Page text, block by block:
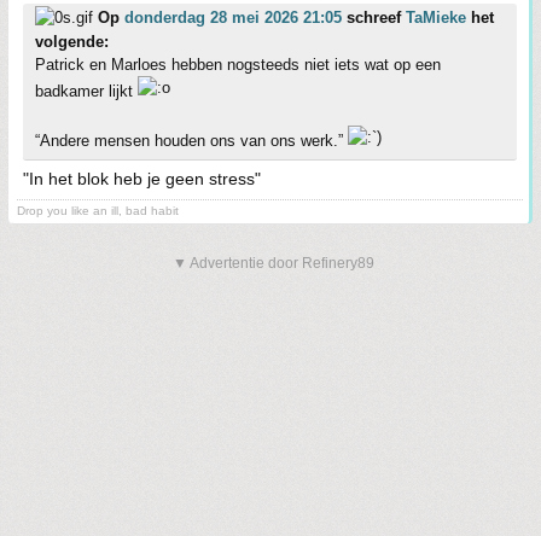
Op donderdag 28 mei 2026 21:05 schreef TaMieke het
volgende:
Patrick en Marloes hebben nogsteeds niet iets wat op een
badkamer lijkt
“Andere mensen houden ons van ons werk.”
"In het blok heb je geen stress"
Drop you like an ill, bad habit
▼ Advertentie door Refinery89